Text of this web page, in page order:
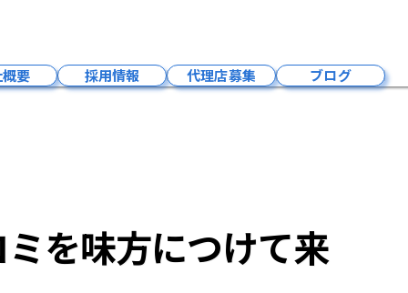
要 採用情報
社員紹介
事業内容
代理店募集 ブログ
を味方につけて来